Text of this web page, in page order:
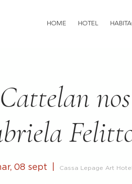
HOME HOTEL
08 sept Cassa Lepage Art